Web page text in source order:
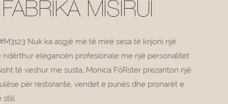
MISIRUI
Nuk ka asgjë më të mirë sesa të krijoni një
elegancën profesionale me një personalitet
të veshur me susta, Monica FöRster prezanton një
për restorante, vendet e punës dhe pronarët e
stili.